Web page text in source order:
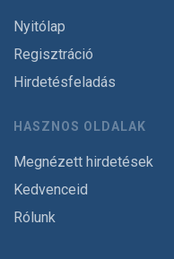
Nyitólap
Regisztráció
Hirdetésfeladás
HASZNOS OLDALAK
Megnézett hirdetések
Kedvenceid
Rólunk